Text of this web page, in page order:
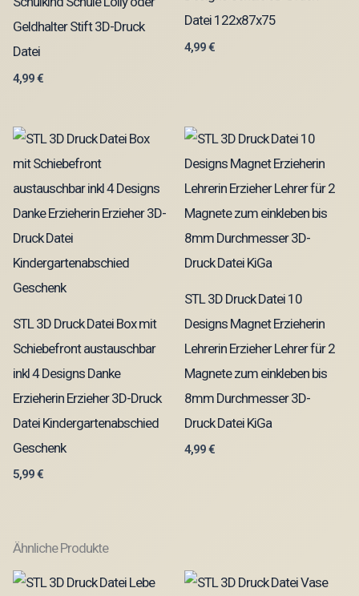
Geldhalter Stift 3D-Druck
Datei
4,99€
Datei 122x87x75
4,99€
STL 3D Druck Datei Box mit
Schiebefront austauschbar
inkl 4 Designs Danke
Erzieherin Erzieher 3D-Druck
Datei Kindergartenabschied
Geschenk
5,99€
STL 3D Druck Datei 10
Designs Magnet Erzieherin
Lehrerin Erzieher Lehrer für 2
Magnete zum einkleben bis
8mm Durchmesser 3D-
Druck Datei KiGa
4,99€
Ähnliche Produkte